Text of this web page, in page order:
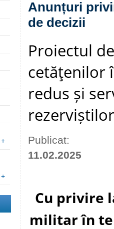
+
+
Anunțuri
de decizii
Proiectul
cetăţenilor
redus și
Publicat:
11.02.2025
Cu privire
militar în